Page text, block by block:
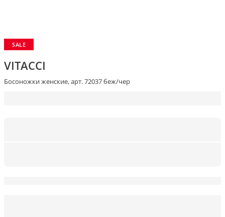
SALE
VITACCI
Босоножки женские, арт. 72037 беж/чер